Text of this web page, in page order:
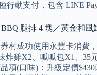
行動支付，包含 LINE
腿排 4 塊／黃金和
村成功使用永豐卡消
雞X2、呱呱包X1、
(口味)：升級定價